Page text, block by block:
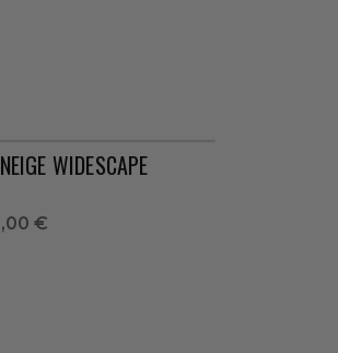
WIDESCAPE
€